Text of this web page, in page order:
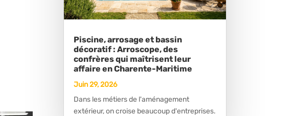
Piscine, arrosage et bassin
décoratif : Arroscope, des
confrères qui maîtrisent leur
affaire en Charente-Maritime
Juin 29, 2026
Dans les métiers de l'aménagement
extérieur, on croise beaucoup d'entreprises.